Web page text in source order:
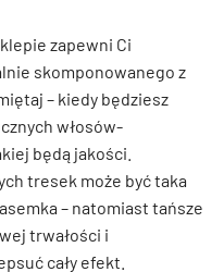
zapewni Ci
skomponowanego z
– kiedy będziesz
włosów-
będą jakości.
tresek może być taka
– natomiast tańsze
trwałości i
cały efekt.